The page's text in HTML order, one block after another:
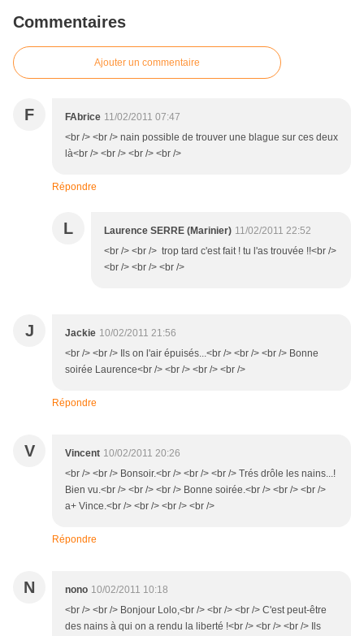
Commentaires
Ajouter un commentaire
F FAbrice 11/02/2011 07:47
<br /> <br /> nain possible de trouver une blague sur ces deux
là<br /> <br /> <br /> <br />
Répondre
L Laurence SERRE (Marinier) 11/02/2011 22:52
<br /> <br /> trop tard c'est fait ! tu l'as trouvée !!<br />
<br /> <br /> <br />
J Jackie 10/02/2011 21:56
<br /> <br /> Ils on l'air épuisés...<br /> <br /> <br /> Bonne
soirée Laurence<br /> <br /> <br /> <br />
Répondre
V Vincent 10/02/2011 20:26
<br /> <br /> Bonsoir.<br /> <br /> <br /> Trés drôle les nains...!
Bien vu.<br /> <br /> <br /> Bonne soirée.<br /> <br /> <br />
a+ Vince.<br /> <br /> <br /> <br />
Répondre
N nono 10/02/2011 10:18
<br /> <br /> Bonjour Lolo,<br /> <br /> <br /> C'est peut-être
des nains à qui on a rendu la liberté !<br /> <br /> <br /> Ils